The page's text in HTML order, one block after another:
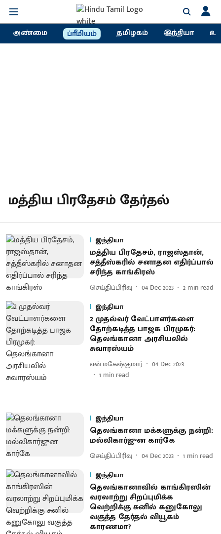
அண்மை ப்ரீமியம் தமிழகம் இந்தியா
மத்திய பிரதேசம் தேர்தல்
இந்தியா
மத்திய பிரதேசம், ராஜஸ்தான்,
சத்தீஸ்கரில் சனாதன எதிர்ப்பால்
சரிந்த காங்கிரஸ்
செய்திப்பிரிவு 04 Dec 2023 2 min read
இந்தியா
2 முதல்வர் வேட்பாளர்களை
தோற்கடித்த பாஜக பிரமுகர்:
தெலங்கானா அரசியலில்
சுவாரஸ்யம்
என்.மகேஷ்குமார்
04 Dec 2023
1 min read
இந்தியா
தெலங்கானா மக்களுக்கு நன்றி:
மல்லிகார்ஜுன கார்கே
செய்திப்பிரிவு 04 Dec 2023 1 min read
இந்தியா
தெலங்கானாவில் காங்கிரஸின்
வரலாற்று சிறப்புமிக்க
வெற்றிக்கு சுனில் கனுகோலு
வகுத்த தேர்தல் வியூகம்
காரணமா?